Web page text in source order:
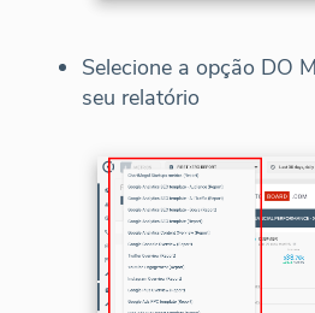
Selecione a opção DO
seu relatório